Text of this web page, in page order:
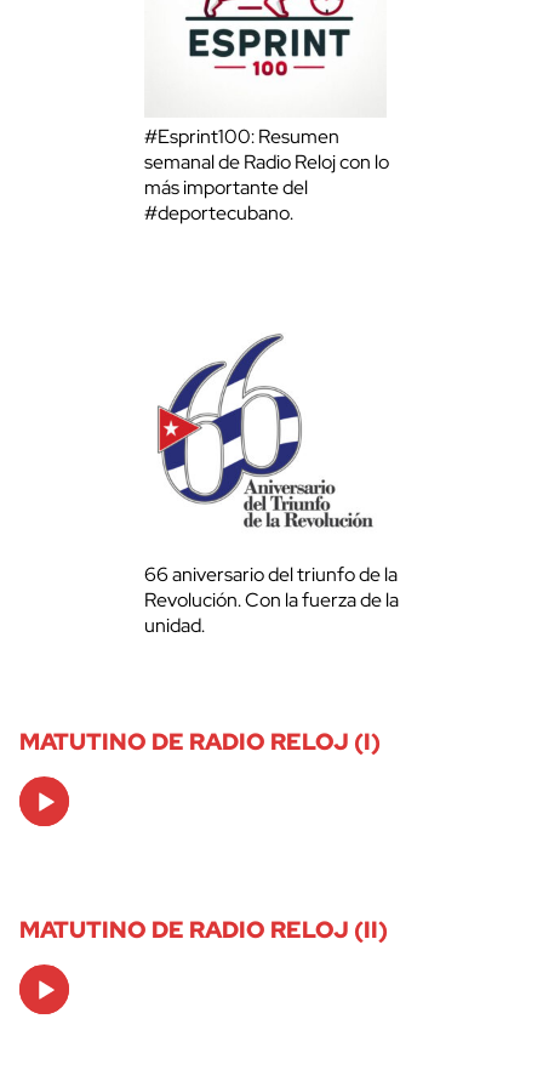
#Esprint100: Resumen
semanal de Radio Reloj con lo
más importante del
#deportecubano.
66 aniversario del triunfo de la
Revolución. Con la fuerza de la
unidad.
MATUTINO DE RADIO RELOJ (I)
Audio
Player
MATUTINO DE RADIO RELOJ (II)
Audio
Player